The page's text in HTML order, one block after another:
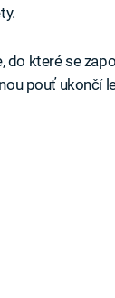
do které se
pouť ukončí